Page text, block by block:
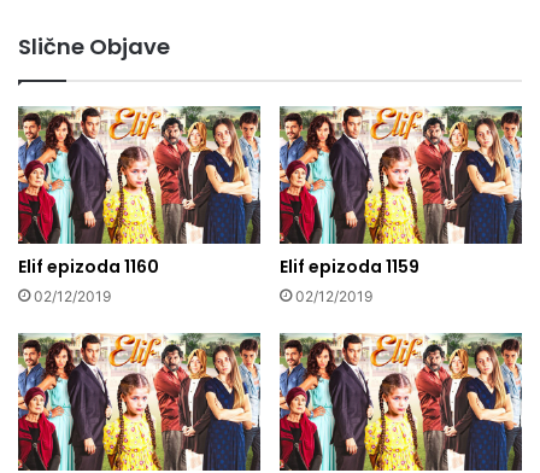
Slične Objave
Elif epizoda 1160
02/12/2019
Elif epizoda 1159
02/12/2019